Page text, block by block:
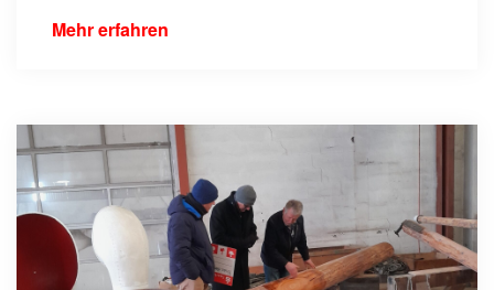
Mehr erfahren